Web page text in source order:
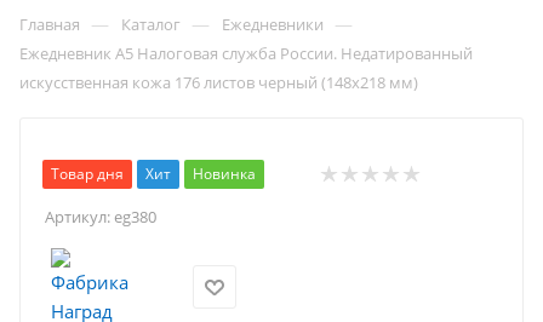
Главная — Каталог — Ежедневники —
Ежедневник А5 Налоговая служба России. Недатированный
искусственная кожа 176 листов черный (148x218 мм)
Товар дня Хит Новинка
Артикул: eg380